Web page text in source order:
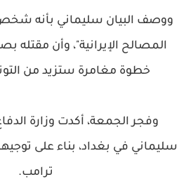
ووصف البيان سليماني بأنه
المصالح الإيرانية"، وأن مقتله
خطوة مغامرة ستزيد من
وفجر الجمعة، أكدت وزارة
سليماني في بغداد، بناء على
ترامب.